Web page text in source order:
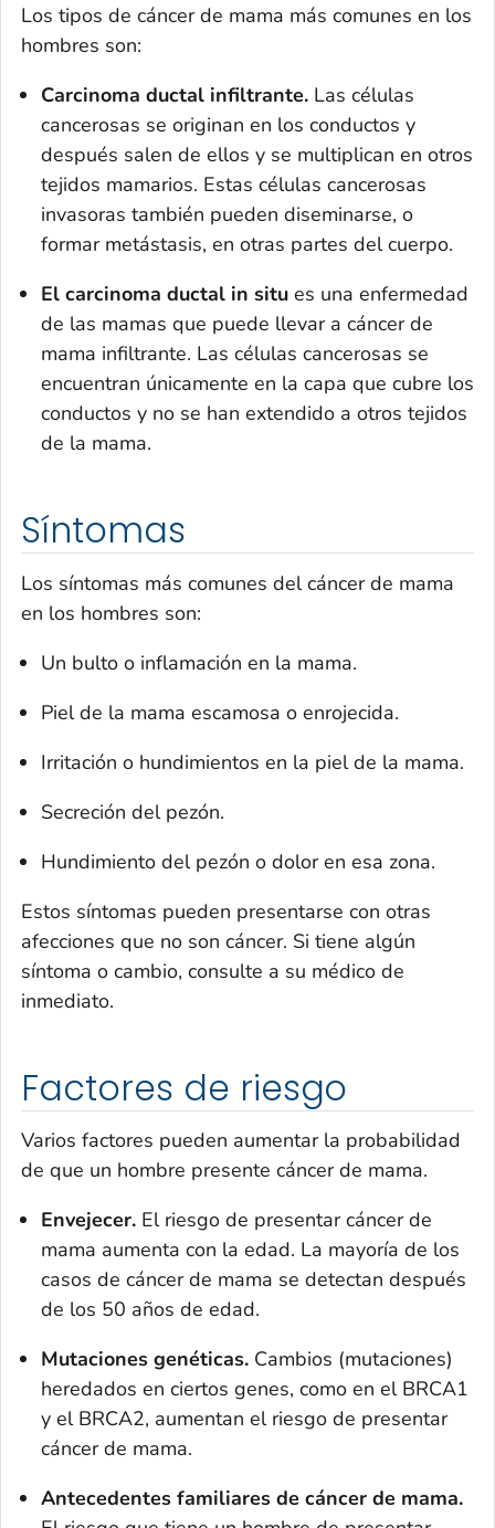
Los tipos de cáncer de mama más comunes en los
hombres son:
Carcinoma ductal infiltrante. Las células
cancerosas se originan en los conductos y
después salen de ellos y se multiplican en otros
tejidos mamarios. Estas células cancerosas
invasoras también pueden diseminarse, o
formar metástasis, en otras partes del cuerpo.
El carcinoma ductal in situ es una enfermedad
de las mamas que puede llevar a cáncer de
mama infiltrante. Las células cancerosas se
encuentran únicamente en la capa que cubre los
conductos y no se han extendido a otros tejidos
de la mama.
Síntomas
Los síntomas más comunes del cáncer de mama
en los hombres son:
Un bulto o inflamación en la mama.
Piel de la mama escamosa o enrojecida.
Irritación o hundimientos en la piel de la mama.
Secreción del pezón.
Hundimiento del pezón o dolor en esa zona.
Estos síntomas pueden presentarse con otras
afecciones que no son cáncer. Si tiene algún
síntoma o cambio, consulte a su médico de
inmediato.
Factores de riesgo
Varios factores pueden aumentar la probabilidad
de que un hombre presente cáncer de mama.
Envejecer. El riesgo de presentar cáncer de
mama aumenta con la edad. La mayoría de los
casos de cáncer de mama se detectan después
de los 50 años de edad.
Mutaciones genéticas. Cambios (mutaciones)
heredados en ciertos genes, como en el BRCA1
y el BRCA2, aumentan el riesgo de presentar
cáncer de mama.
Antecedentes familiares de cáncer de mama.